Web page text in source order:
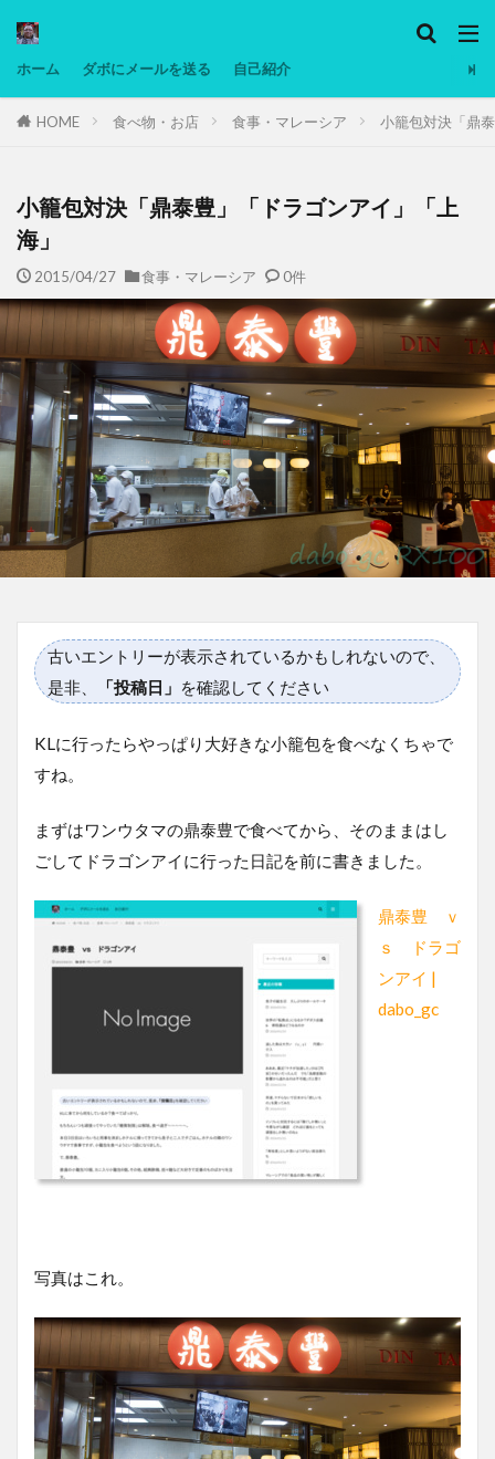
ホーム ダボにメールを送る 自己紹介
HOME 食べ物・お店 食事・マレーシア 小籠包対決「鼎
小籠包対決「鼎泰豊」「ドラゴンアイ」「上
海」
2015/04/27 食事・マレーシア 0件
古いエントリーが表示されているかもしれないので、
是非、
「投稿日」 を確認してください
KLに行ったらやっぱり大好きな小籠包を食べなくちゃで
すね。
まずはワンウタマの鼎泰豊で食べてから、そのままはし
ごしてドラゴンアイに行った日記を前に書きました。
鼎泰豊 ｖ
ｓ ドラゴ
ンアイ |
dabo_gc
写真はこれ。
タグ
マレーシア動画
ヨーグルト
備忘録
動画 日本人村社会
検索